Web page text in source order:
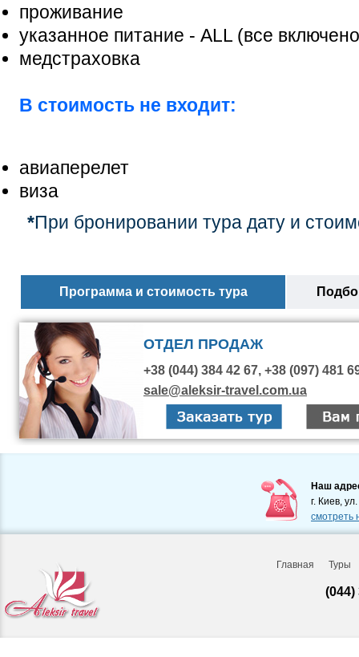
проживание
указанное питание - ALL (все
медстраховка
В стоимость не входит:
авиаперелет
виза
*При бронировании тура дату и
Программа и стоимость тура
ОТДЕЛ ПРОДАЖ
+38 (044) 384 42 67, +38 (097) 481
sale@aleksir-travel.com.ua
Наш
г. Киев,
смотреть
Главная Туры
(044)